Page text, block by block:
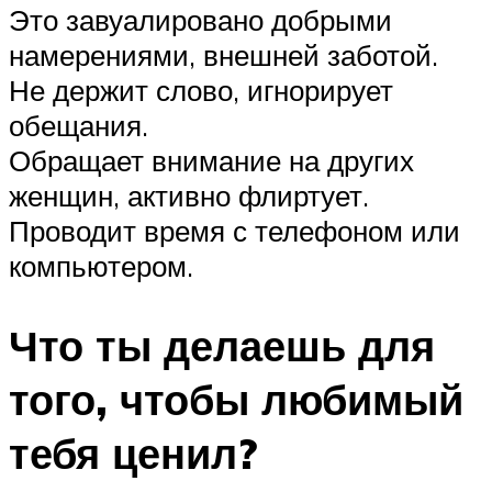
Это завуалировано добрыми
намерениями, внешней заботой.
Не держит слово, игнорирует
обещания.
Обращает внимание на других
женщин, активно флиртует.
Проводит время с телефоном или
компьютером.
Что ты делаешь для
того, чтобы любимый
тебя ценил?